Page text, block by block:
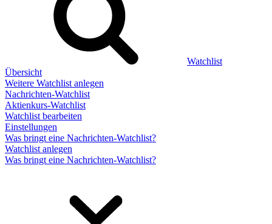
Watchlist
Übersicht
Weitere Watchlist anlegen
Nachrichten-Watchlist
Aktienkurs-Watchlist
Watchlist bearbeiten
Einstellungen
Was bringt eine Nachrichten-Watchlist?
Watchlist anlegen
Was bringt eine Nachrichten-Watchlist?